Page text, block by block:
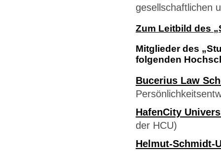
gesellschaftlichen
Zum Leitbild des
Mitglieder des
folgenden
Bucerius Law
HafenCity
der HCU)
Helmut-Schmidt-